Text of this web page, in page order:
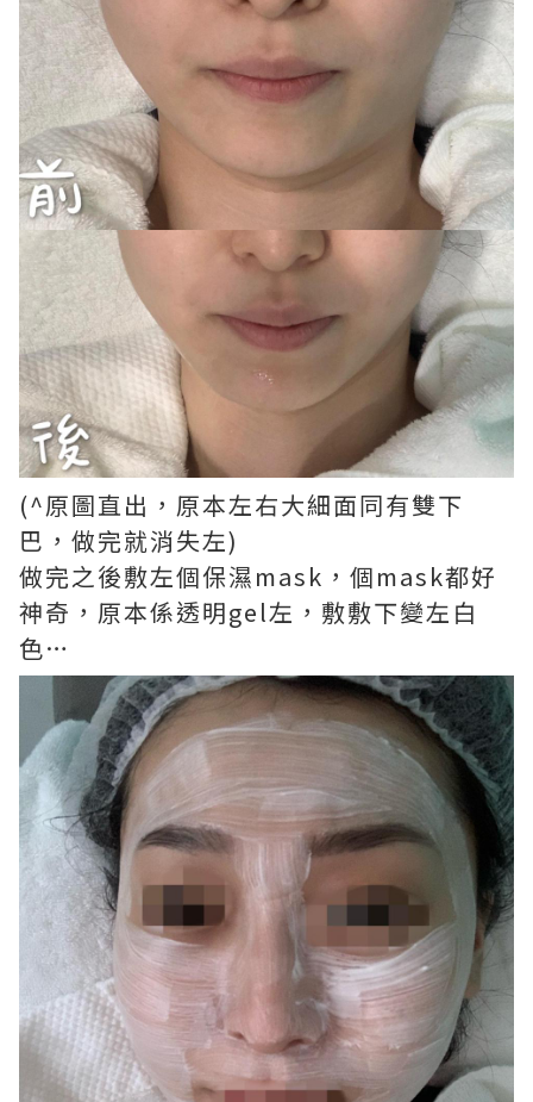
(^原圖直出，原本左右大細面同有雙下
巴，做完就消失左)
做完之後敷左個保濕mask，個mask都好
神奇，原本係透明gel左，敷敷下變左白
色…